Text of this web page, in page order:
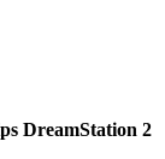
DreamStation 2